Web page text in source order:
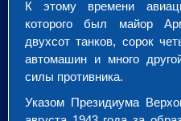
К этому времени
которого был майор
двухсот танков, сорок
автомашин и много
силы противника.
Указом Президиума